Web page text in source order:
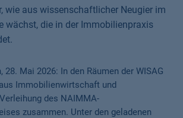
wie aus wissenschaftlicher Neugier im
wächst, die in der Immobilienpraxis
28. Mai 2026: In den Räumen der WISAG
Immobilienwirtschaft und
des NAIMMA-
zusammen. Unter den geladenen